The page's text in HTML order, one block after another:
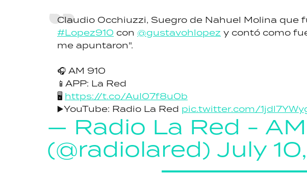
Claudio Occhiuzzi, Suegro de Nahuel Molina que
#Lopez910 con @gustavohlopez y contó como
me apuntaron".
🎧 AM 910
📱APP: La Red
🖥️ https://t.co/AuI07f8u0b
▶️YouTube: Radio La Red pic.twitter.com/
— Radio La Red - AM
(@radiolared) July
POLICIALES
ECONOMÍA
GRAN
HERMANO
SALUD